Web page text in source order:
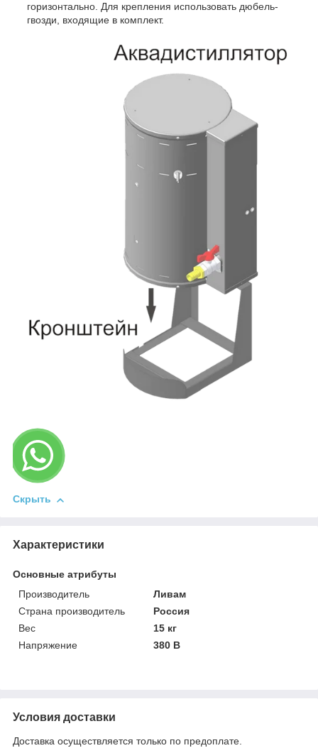
горизонтально. Для крепления использовать дюбель-
гвозди, входящие в комплект.
Скрыть
Характеристики
Основные атрибуты
Производитель
Ливам
Страна производитель
Россия
Вес
15 кг
Напряжение
380 В
Условия доставки
Доставка осуществляется только по предоплате.